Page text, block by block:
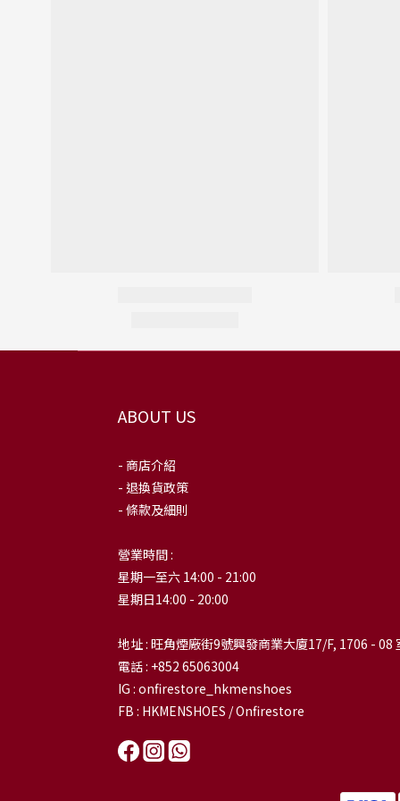
ABOUT US
- 商店介紹
- 退換貨政策
- 條款及細則
營業時間 :
星期一至六 14:00 - 21:00
星期日14:00 - 20:00
地址 : 旺角煙廠街9號興發商業大廈17/F, 1706 - 08
電話 : +852 65063004
IG : onfirestore_hkmenshoes
FB : HKMENSHOES / Onfirestore